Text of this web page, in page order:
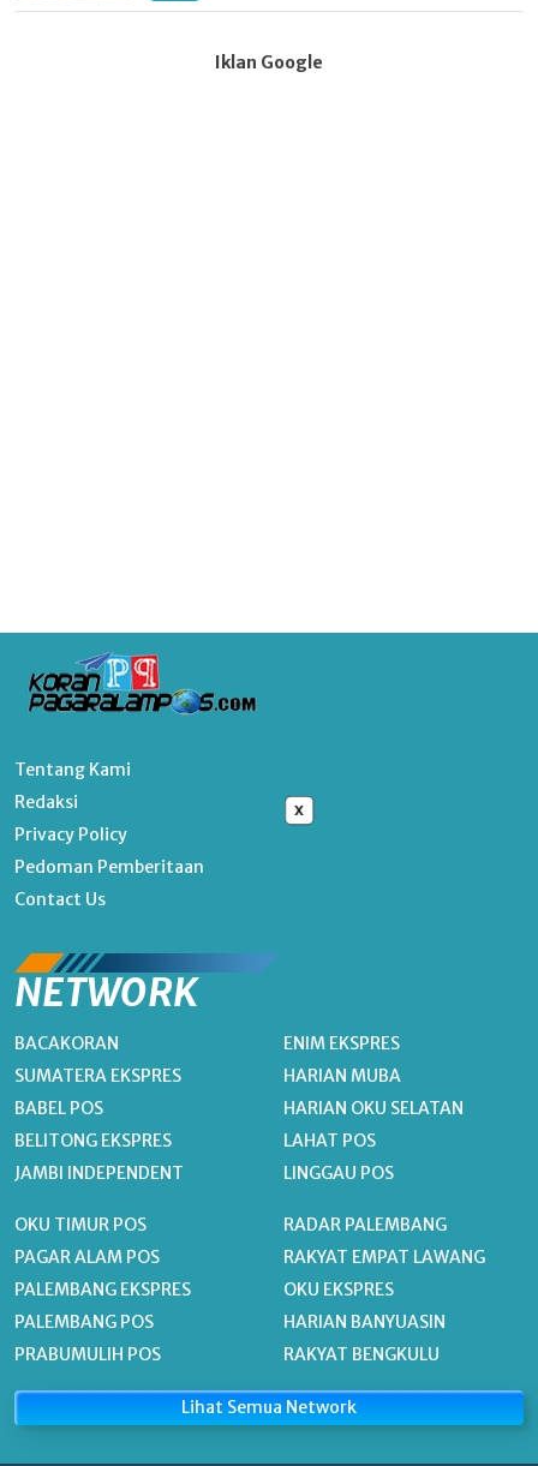
x
Iklan Google
Tentang Kami
Redaksi
Privacy Policy
Pedoman Pemberitaan
Contact Us
NETWORK
BACAKORAN
SUMATERA EKSPRES
BABEL POS
BELITONG EKSPRES
JAMBI INDEPENDENT
ENIM EKSPRES
HARIAN MUBA
HARIAN OKU SELATAN
LAHAT POS
LINGGAU POS
OKU TIMUR POS
PAGAR ALAM POS
PALEMBANG EKSPRES
PALEMBANG POS
PRABUMULIH POS
RADAR PALEMBANG
RAKYAT EMPAT LAWANG
OKU EKSPRES
HARIAN BANYUASIN
RAKYAT BENGKULU
Lihat Semua Network